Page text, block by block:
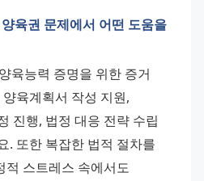
육권 문제에서 어떤 도움을
육능력 증명을 위한 증거
육계획서 작성 지원,
진행, 법정 대응 전략 수립
. 또한 복잡한 법적 절차를
적 스트레스 속에서도